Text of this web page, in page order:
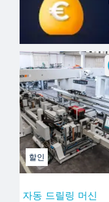
할인
자동 드릴링 머신